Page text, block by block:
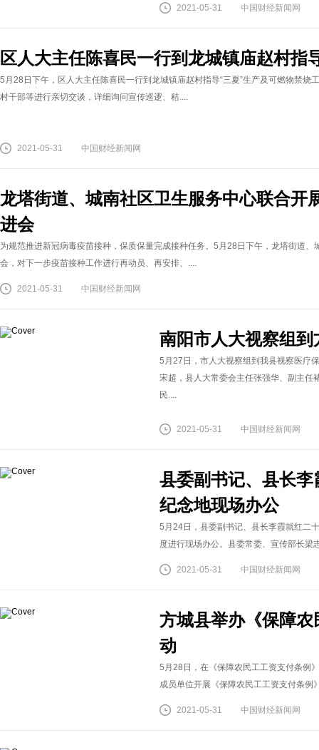
2021-05-31 中国财经新闻网
区人大主任陈喜民一行到龙城镇庙赵村指
5月28日下午，区人大主任陈喜民一行到龙城镇庙赵村指导“三夏”生产及可燃物禁烧
村干部等进行亲切交谈，详细询问宣传巡逻、秸....
2021-05-31 中国财经新闻网
龙塔街道、城南社区卫生服务中心联合开
进会
为规范推进新冠病毒疫苗接种，保质保量完成接种任务。5月28日下午，龙塔街道
会，对下一步疫苗接种工作进行再动员、再安排、....
2021-05-31 中国财经新闻网
南阳市人大视察组
5月27日，市人大视察组到我县视察医疗
宋超，县人大常委会主任张强华、副主任
民....
2021-05-31 中国财经新闻网
县委副书记、县长
纪念地现场办公
5月24日，县委副书记、县长李霞就红二
度进行现场办公。县委常委、宣传部长梁
2021-05-31 中国财经新闻网
方城县举办《保障
动
5月28日，在《保障农民工工资支付条例
成员单位开展《保障农民工工资支付条例
2021-05-31 中国财经新闻网